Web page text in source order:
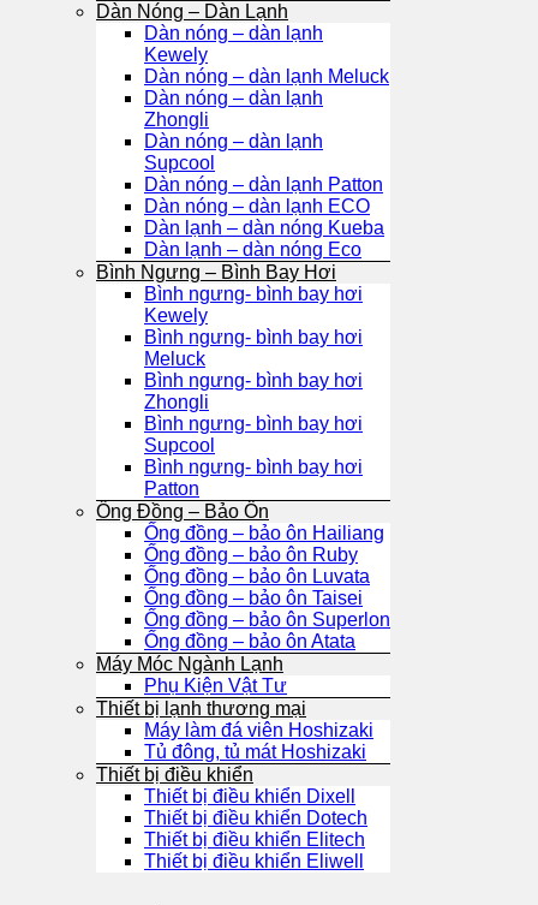
Dàn Nóng – Dàn Lạnh
Dàn nóng – dàn lạnh
Kewely
Dàn nóng – dàn lạnh Meluck
Dàn nóng – dàn lạnh
Zhongli
Dàn nóng – dàn lạnh
Supcool
Dàn nóng – dàn lạnh Patton
Dàn nóng – dàn lạnh ECO
Dàn lạnh – dàn nóng Kueba
Dàn lạnh – dàn nóng Eco
Bình Ngưng – Bình Bay Hơi
Bình ngưng- bình bay hơi
Kewely
Bình ngưng- bình bay hơi
Meluck
Bình ngưng- bình bay hơi
Zhongli
Bình ngưng- bình bay hơi
Supcool
Bình ngưng- bình bay hơi
Patton
Ống Đồng – Bảo Ôn
Ống đồng – bảo ôn Hailiang
Ống đồng – bảo ôn Ruby
Ống đồng – bảo ôn Luvata
Ống đồng – bảo ôn Taisei
Ống đồng – bảo ôn Superlon
Ống đồng – bảo ôn Atata
Máy Móc Ngành Lạnh
Phụ Kiện Vật Tư
Thiết bị lạnh thương mại
Máy làm đá viên Hoshizaki
Tủ đông, tủ mát Hoshizaki
Thiết bị điều khiển
Thiết bị điều khiển Dixell
Thiết bị điều khiển Dotech
Thiết bị điều khiển Elitech
Thiết bị điều khiển Eliwell